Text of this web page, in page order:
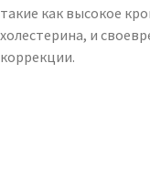
такие как высокое
холестерина, и
коррекции.